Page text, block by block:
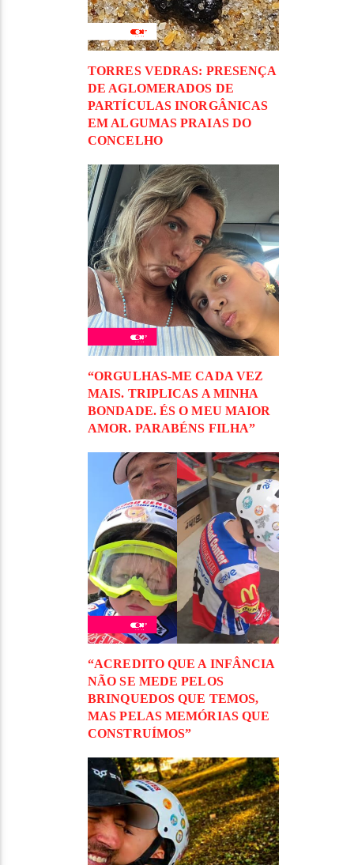
TORRES VEDRAS: PRESENÇA
DE AGLOMERADOS DE
PARTÍCULAS INORGÂNICAS
EM ALGUMAS PRAIAS DO
CONCELHO
“ORGULHAS-ME CADA VEZ
MAIS. TRIPLICAS A MINHA
BONDADE. ÉS O MEU MAIOR
AMOR. PARABÉNS FILHA”
“ACREDITO QUE A INFÂNCIA
NÃO SE MEDE PELOS
BRINQUEDOS QUE TEMOS,
MAS PELAS MEMÓRIAS QUE
CONSTRUÍMOS”